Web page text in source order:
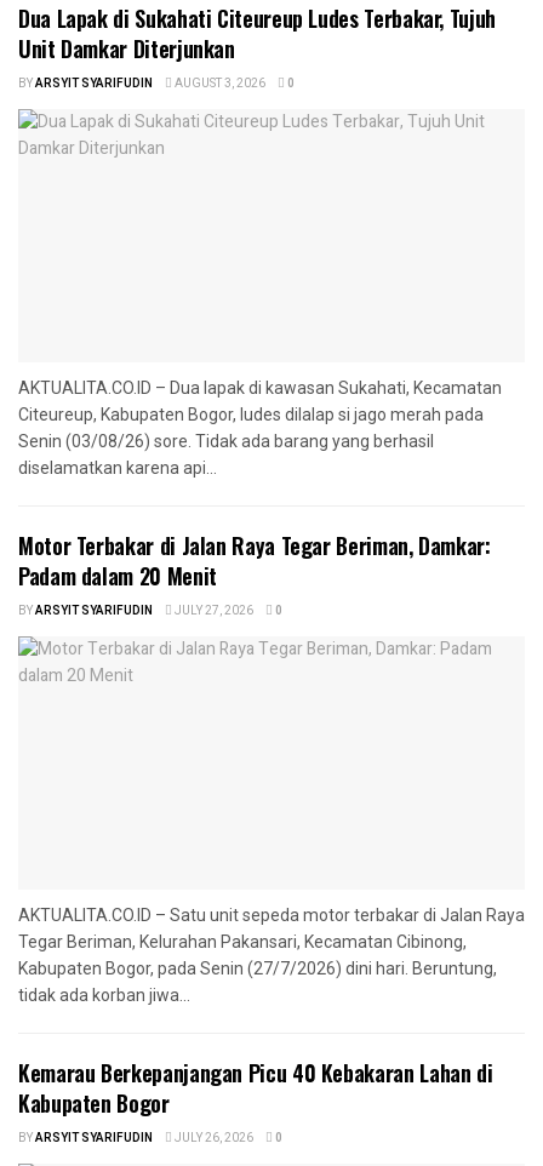
Dua Lapak di Sukahati Citeureup Ludes Terbakar, Tujuh
Unit Damkar Diterjunkan
BYARSYIT SYARIFUDIN AUGUST 3, 2026 0
AKTUALITA.CO.ID – Dua lapak di kawasan Sukahati, Kecamatan
Citeureup, Kabupaten Bogor, ludes dilalap si jago merah pada
Senin (03/08/26) sore. Tidak ada barang yang berhasil
diselamatkan karena api...
Motor Terbakar di Jalan Raya Tegar Beriman, Damkar:
Padam dalam 20 Menit
BYARSYIT SYARIFUDIN JULY 27, 2026 0
AKTUALITA.CO.ID – Satu unit sepeda motor terbakar di Jalan Raya
Tegar Beriman, Kelurahan Pakansari, Kecamatan Cibinong,
Kabupaten Bogor, pada Senin (27/7/2026) dini hari. Beruntung,
tidak ada korban jiwa...
‎Kemarau Berkepanjangan Picu 40 Kebakaran Lahan di
Kabupaten Bogor
BYARSYIT SYARIFUDIN JULY 26, 2026 0